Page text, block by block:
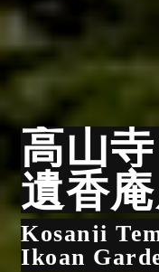
高山
遺香
Kosanji
Ikoan